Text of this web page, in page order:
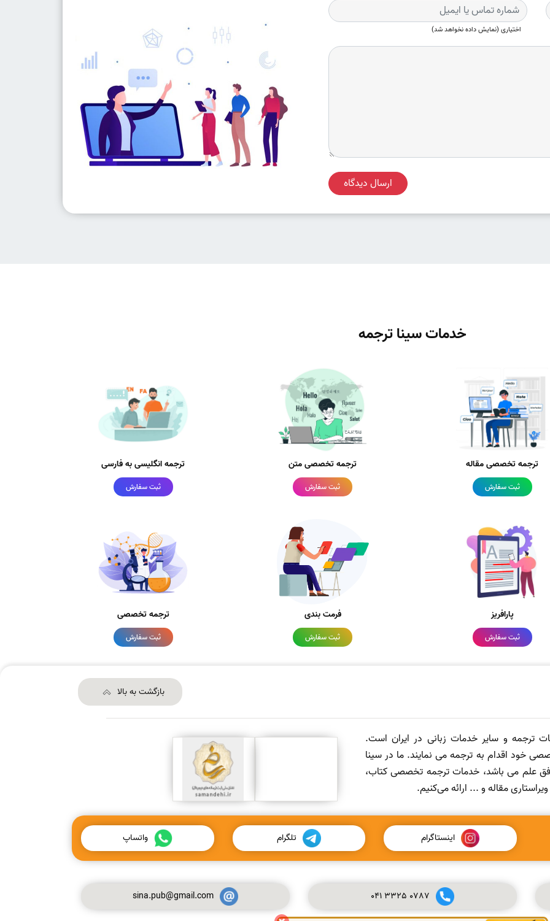
اختیاری (نمایش داده نخواهد شد)
ارسال دیدگاه
خدمات سینا ترجمه
ترجمه تخصصی مقاله
ثبت سفارش
ترجمه تخصصی متن
ثبت سفارش
ترجمه انگلیسی به فارسی
ثبت سفارش
پارافریز
ثبت سفارش
فرمت بندی
ثبت سفارش
ترجمه تخصصی
ثبت سفارش
بازگشت به بالا
ترجمه و سایر خدمات زبانی در ایران است.
خود اقدام به ترجمه می نمایند. ما در سینا
علم می باشد، خدمات ترجمه تخصصی کتاب،
مقاله و ... ارائه می‌کنیم.
اینستاگرام تلگرام واتساپ
041 3325 0787
sina.pub@gmail.com